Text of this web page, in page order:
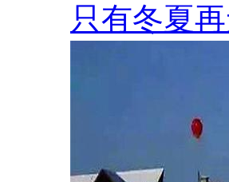
只有冬夏